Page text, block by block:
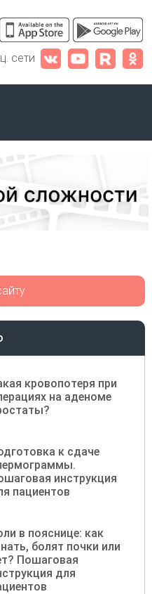
сети
кровопотеря при
на аденоме
к сдаче
инструкция
пациентов
в пояснице: как
болят почки или
Пошаговая
для